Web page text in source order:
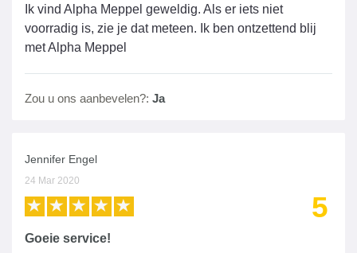
Ik vind Alpha Meppel geweldig. Als er iets niet
voorradig is, zie je dat meteen. Ik ben ontzettend blij
met Alpha Meppel
Zou u ons aanbevelen?: Ja
Jennifer Engel
24 Mar 2020
5
Goeie service!